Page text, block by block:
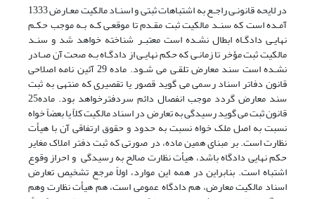
در لایحه قانونـی راجـع به اشتباهات ثبتی و اسنـاد مالکیت معـارض 1333
آمـده است که سنـد مالکیت ثبت مقـدم تا موقعـی کـه بـه موجب حکـم
نهایـی دادگـاه ابطال نشـده است معتبـر شناخته خواهد شد و سنـد
مالکیت ثبت مؤخر تا زمانـی که حکم نهایـی از دادگـاه بـه صحت آن صـادر
نشـده است سند معارض تلقـی می شـود. ماده 29 آئین نامه اصلاحی
قانون دفاتر اسناد رسمی می گوید قصور یا تقصیری که منتهی به ثبت
سند معارض گردد موجب انفصال دائم سردفترخواهد بود. ماده25
قانون ثبت می گوید رسیدگی به تعارض در اسناد مالکیت کلاً یا بعضاً خواه
نسبت به اصل ملک خواه نسبت به حدود و حقوق ارتفاقی آن با هیأت
نظارت است. بر مبنای همین ماده، در صورتی که ثبت دفتر املاک مغایر
حکم نهایی دادگاه باشد، هیأت نظارت صالح به رسیدگی و احراز وقوع
اشتباه است. بنابراین در همه این موارد، اولاً مرجع تشخیص تعارض
اسناد مالکیت معارض، هم دادگاه عمومی است، هم هیأت نظارت وهم